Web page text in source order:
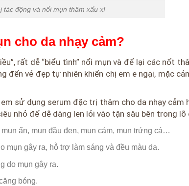
tác động và nổi mụn thâm xấu xí
cho da nhạy cảm?
rất dễ “biểu tình” nổi mụn và để lại các nốt
đến vẻ đẹp tự nhiên khiến chị em e ngại, mặc
sử dụng serum đặc trị thâm cho da nhạy cảm
nhỏ để dễ dàng len lỏi vào tận sâu bên trong lỗ
ẩn, mụn đầu đen, mụn cám, mụn trứng cá…
mụn gây ra, hỗ trợ làm sáng và đều màu da.
do mụn gây ra.
bóng.